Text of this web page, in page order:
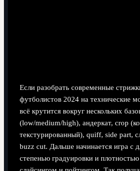
Если разобрать современные
футболистов 2024 на технические
всё крутится вокруг нескольких
(low/medium/high), андеркат, crop
текстурированный), quiff, side part,
buzz cut. Дальше начинается игра с
степенью градуировки и